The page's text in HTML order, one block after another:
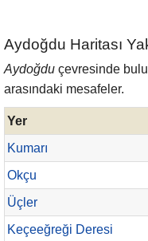
Aydoğdu Haritası
Aydoğdu çevresinde
arasındaki mesafeler.
Yer
Kumarı
Okçu
Üçler
Keçeeğreği Deresi